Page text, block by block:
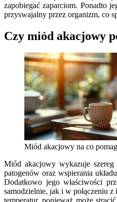
zapobiegać zaparciom. Ponadto
przyswajalny przez organizm, co
Czy miód akacjowy
Miód akacjowy na co
Miód akacjowy wykazuje
patogenów oraz wspierania
Dodatkowo jego właściwości
samodzielnie, jak i w połączeniu